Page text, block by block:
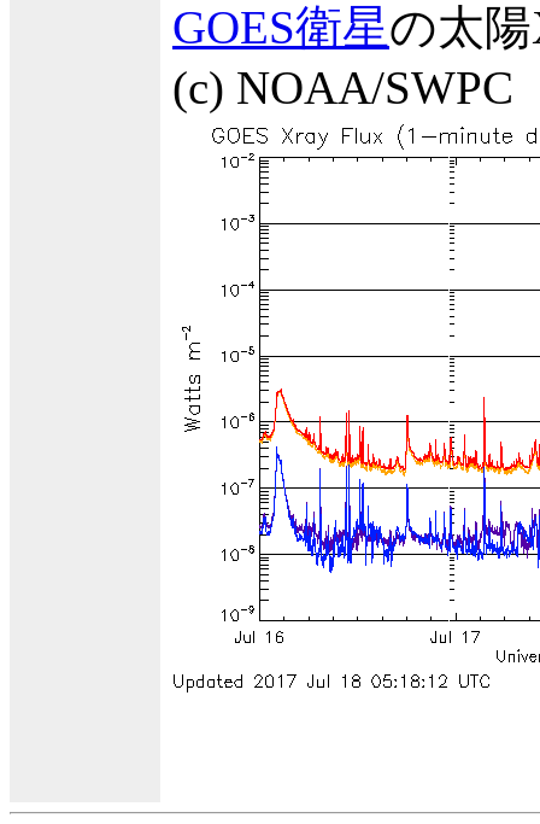
GOES衛星の太
(c) NOAA/SWPC